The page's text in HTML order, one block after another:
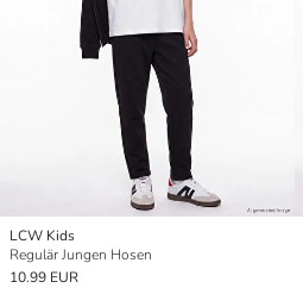
LCW Kids
Regulär Jungen Hosen
10.99 EUR